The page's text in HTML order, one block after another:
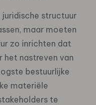
juridische structuur
maar moeten
zo inrichten dat
nastreven van
bestuurlijke
materiële
te